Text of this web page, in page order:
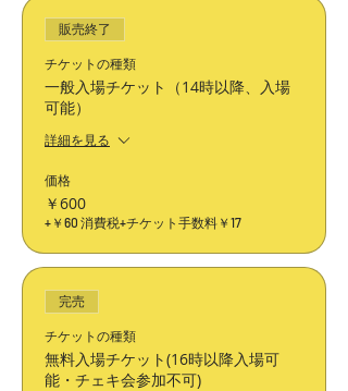
販売終了
チケットの種類
一般入場チケット（14時以降、入場
可能）
詳細を見る
価格
￥600
+￥60 消費税+チケット手数料￥17
完売
チケットの種類
無料入場チケット(16時以降入場可
能・チェキ会参加不可)